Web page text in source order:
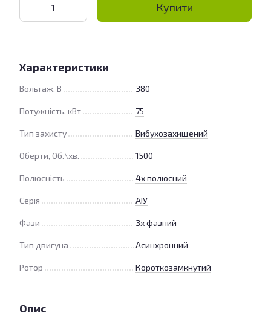
Купити
Характеристики
Вольтаж, В 380
Потужність, кВт 75
Тип захисту Вибухозахищений
Оберти, Об.\хв. 1500
Полюсність 4х полюсний
Серія АІУ
Фази 3х фазний
Тип двигуна Асинхронний
Ротор Короткозамкнутий
Опис